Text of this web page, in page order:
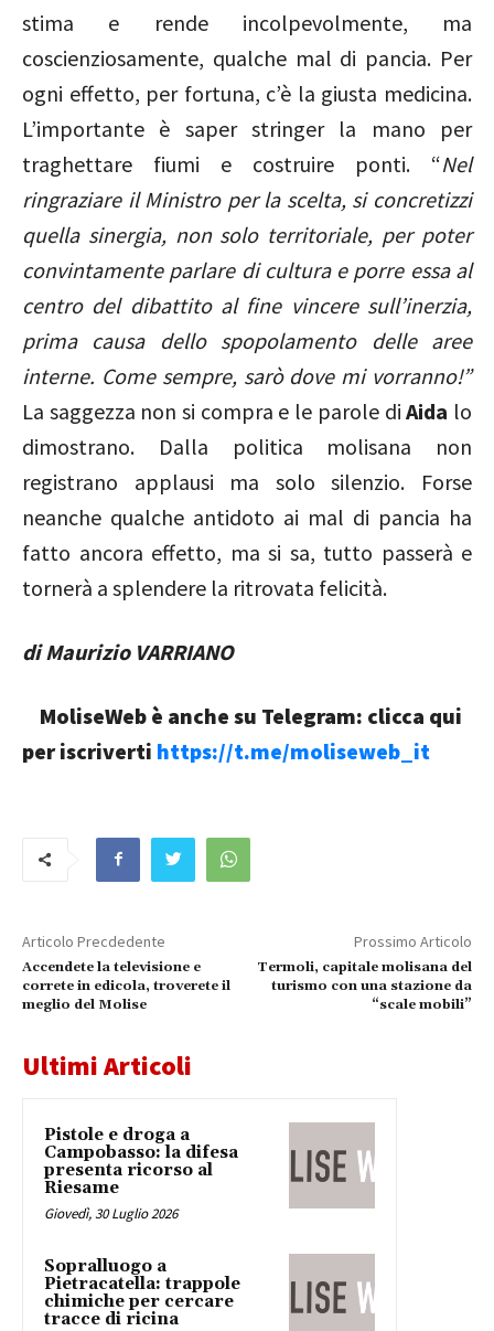
stima e rende incolpevolmente, ma
coscienziosamente, qualche mal di pancia. Per
ogni effetto, per fortuna, c’è la giusta medicina.
L’importante è saper stringer la mano per
traghettare fiumi e costruire ponti. “Nel
ringraziare il Ministro per la scelta, si concretizzi
quella sinergia, non solo territoriale, per poter
convintamente parlare di cultura e porre essa al
centro del dibattito al fine vincere sull’inerzia,
prima causa dello spopolamento delle aree
interne. Come sempre, sarò dove mi vorranno!”
La saggezza non si compra e le parole diAida lo
dimostrano. Dalla politica molisana non
registrano applausi ma solo silenzio. Forse
neanche qualche antidoto ai mal di pancia ha
fatto ancora effetto, ma si sa, tutto passerà e
tornerà a splendere la ritrovata felicità.
di Maurizio VARRIANO
MoliseWeb è anche su Telegram: clicca qui
per iscriverti https://t.me/moliseweb_it
Articolo Precdedente
Accendete la televisione e
correte in edicola, troverete il
meglio del Molise
Prossimo Articolo
Termoli, capitale molisana del
turismo con una stazione da
“scale mobili”
Ultimi Articoli
Pistole e droga a
Campobasso: la difesa
presenta ricorso al
Riesame
Giovedì, 30 Luglio 2026
Sopralluogo a
Pietracatella: trappole
chimiche per cercare
tracce di ricina